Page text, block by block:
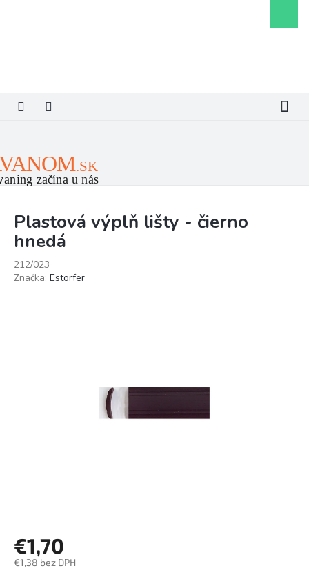
košík
Plastová výplň lišty - čierno
hnedá
212/023
Značka: Estorfer
€1,70
€1,38 bez DPH